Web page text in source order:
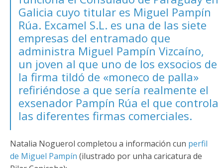
Galicia cuyo titular es Miguel Pampín
Rúa. Excamel S.L. es una de las siete
empresas del entramado que
administra Miguel Pampín Vizcaíno,
un joven al que uno de los exsocios de
la firma tildó de «moneco de palla»
refiriéndose a que sería realmente el
exsenador Pampín Rúa el que controla
las diferentes firmas comerciales.
Natalia Noguerol completou a información cun perfil
de Miguel Pampín (ilustrado por unha caricatura de